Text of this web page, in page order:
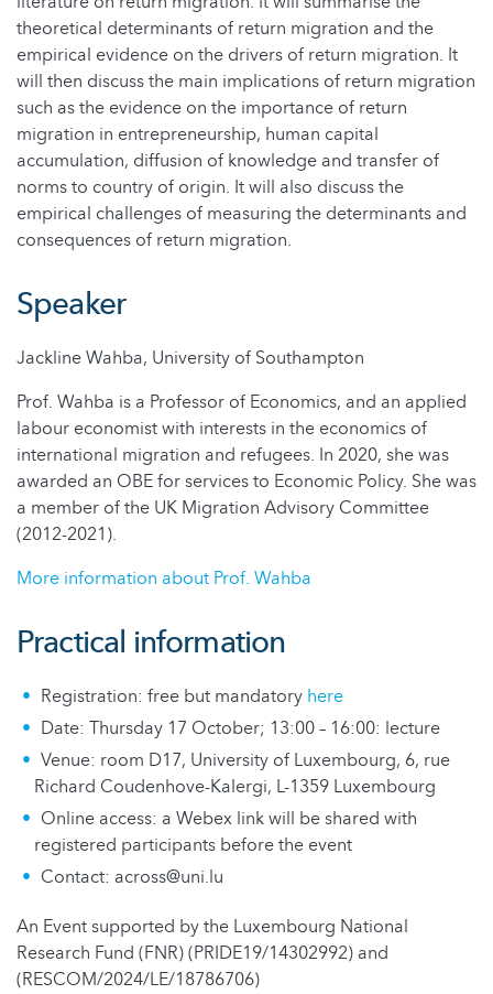
theoretical determinants of return migration and the
empirical evidence on the drivers of return migration. It
will then discuss the main implications of return migration
such as the evidence on the importance of return
migration in entrepreneurship, human capital
accumulation, diffusion of knowledge and transfer of
norms to country of origin. It will also discuss the
empirical challenges of measuring the determinants and
consequences of return migration.
Speaker
Jackline Wahba, University of Southampton
Prof. Wahba is a Professor of Economics, and an applied
labour economist with interests in the economics of
international migration and refugees. In 2020, she was
awarded an OBE for services to Economic Policy. She was
a member of the UK Migration Advisory Committee
(2012-2021).
More information about Prof. Wahba
Practical information
Registration: free but mandatory here
Date: Thursday 17 October; 13:00 – 16:00: lecture
Venue: room D17, University of Luxembourg, 6, rue
Richard Coudenhove-Kalergi, L-1359 Luxembourg
Online access: a Webex link will be shared with
registered participants before the event
Contact: across@uni.lu
An Event supported by the Luxembourg National
Research Fund (FNR) (PRIDE19/14302992) and
(RESCOM/2024/LE/18786706)